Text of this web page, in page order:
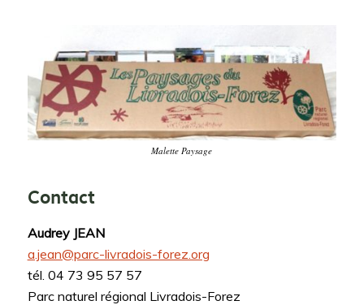
Malette Paysage
Contact
Audrey JEAN
a.jean@parc-livradois-forez.org
tél. 04 73 95 57 57
Parc naturel régional Livradois-Forez